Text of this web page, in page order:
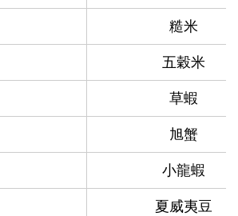
糙米
五穀米
草蝦
旭蟹
小龍蝦
夏威夷豆